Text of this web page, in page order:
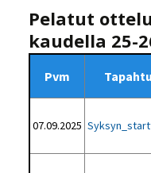
Pelatut
kaudella 25-
Pvm
07.09.2025